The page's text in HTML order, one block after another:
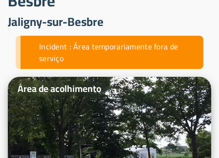
Jaligny-sur-Besbre
Notícias em tempo real
Incident : Área temporariamente fora de
serviço
Fotografias ilustrativas
Área de acolhimento